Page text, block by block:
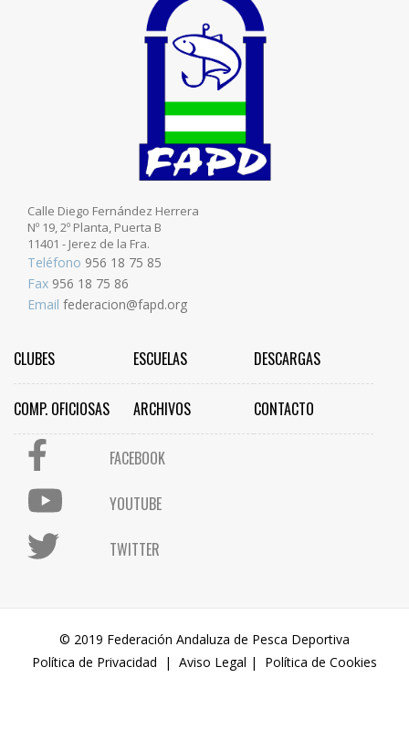
Calle Diego Fernández Herrera
Nº 19, 2º Planta, Puerta B
11401 - Jerez de la Fra.
Teléfono 956 18 75 85
Fax 956 18 75 86
Email federacion@fapd.org
CLUBES ESCUELAS DESCARGAS
COMP. OFICIOSAS ARCHIVOS CONTACTO
FACEBOOK
YOUTUBE
TWITTER
© 2019 Federación Andaluza de Pesca Deportiva
Política de Privacidad
| Aviso Legal | Política de Cookies